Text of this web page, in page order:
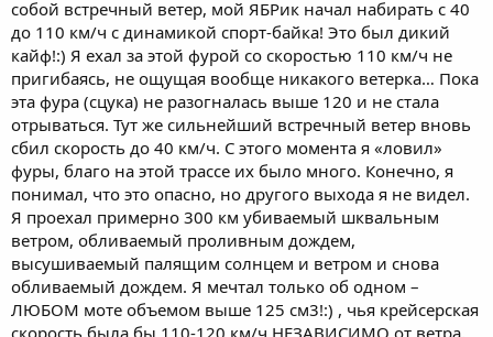
собой встречный ветер, мой ЯБРик начал набирать с 40
до 110 км/ч с динамикой спорт-байка! Это был дикий
кайф!:) Я ехал за этой фурой со скоростью 110 км/ч не
пригибаясь, не ощущая вообще никакого ветерка… Пока
эта фура (сцука) не разогналась выше 120 и не стала
отрываться. Тут же сильнейший встречный ветер вновь
сбил скорость до 40 км/ч. С этого момента я «ловил»
фуры, благо на этой трассе их было много. Конечно, я
понимал, что это опасно, но другого выхода я не видел.
Я проехал примерно 300 км убиваемый шквальным
ветром, обливаемый проливным дождем,
высушиваемый палящим солнцем и ветром и снова
обливаемый дождем. Я мечтал только об одном –
ЛЮБОМ моте объемом выше 125 см3!:) , чья крейсерская
скорость была бы 110-120 км/ч НЕЗАВИСИМО от ветра,